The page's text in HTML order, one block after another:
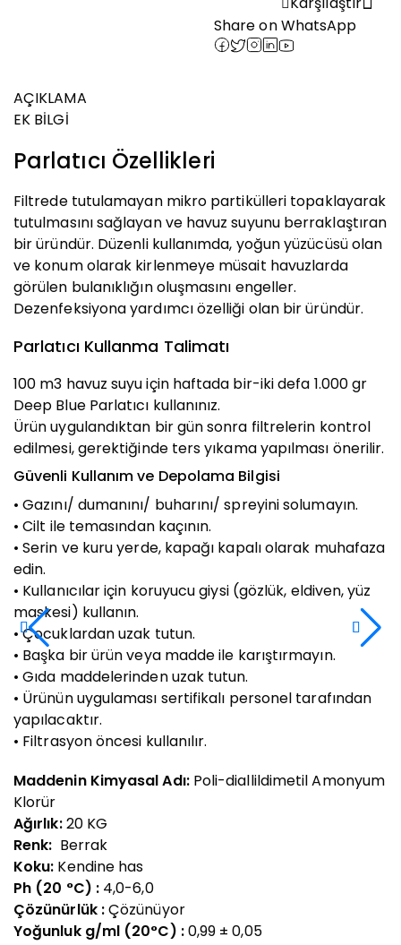
Share on WhatsApp
AÇIKLAMA
EK BILGI
Parlatıcı Özellikleri
Filtrede tutulamayan mikro partikülleri topaklayarak
tutulmasını sağlayan ve havuz suyunu berraklaştıran
bir üründür. Düzenli kullanımda, yoğun yüzücüsü olan
ve konum olarak kirlenmeye müsait havuzlarda
görülen bulanıklığın oluşmasını engeller.
Dezenfeksiyona yardımcı özelliği olan bir üründür.
Parlatıcı Kullanma Talimatı
100 m3 havuz suyu için haftada bir-iki defa 1.000 gr
Deep Blue Parlatıcı kullanınız.
Ürün uygulandıktan bir gün sonra filtrelerin kontrol
edilmesi, gerektiğinde ters yıkama yapılması önerilir.
Güvenli Kullanım ve Depolama Bilgisi
• Gazını/ dumanını/ buharını/ spreyini solumayın.
• Cilt ile temasından kaçının.
• Serin ve kuru yerde, kapağı kapalı olarak muhafaza
edin.
• Kullanıcılar için koruyucu giysi (gözlük, eldiven, yüz
maskesi) kullanın.
• Çocuklardan uzak tutun.
• Başka bir ürün veya madde ile karıştırmayın.
• Gıda maddelerinden uzak tutun.
• Ürünün uygulaması sertifikalı personel tarafından
yapılacaktır.
• Filtrasyon öncesi kullanılır.
Maddenin Kimyasal Adı:Poli-diallildimetil Amonyum
Klorür
Ağırlık:20 KG
Renk: Berrak
Koku: Kendine has
Ph (20 °C) : 4,0-6,0
Çözünürlük :Çözünüyor
Yoğunluk g/ml (20°C) :0,99 ± 0,05